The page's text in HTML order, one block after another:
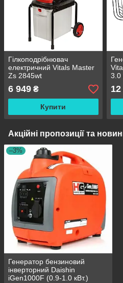
Гілкоподрібнювач
електричний Vitals Master
Zs 2845wt
6 949 ₴
Купити
3.0
12
Акційні пропозиції та
–3%
Генератор бензиновий
інверторний Daishin
iGen1000F (0.9-1.0 кВт.)